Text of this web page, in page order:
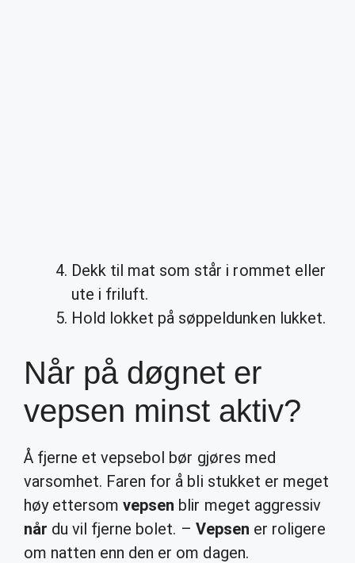
Dekk til mat som står i rommet eller
ute i friluft.
Hold lokket på søppeldunken lukket.
Når på døgnet er
vepsen minst aktiv?
Å fjerne et vepsebol bør gjøres med
varsomhet. Faren for å bli stukket er meget
høy ettersomvepsen blir meget aggressiv
når du vil fjerne bolet. – Vepsen er roligere
om natten enn den er om dagen.